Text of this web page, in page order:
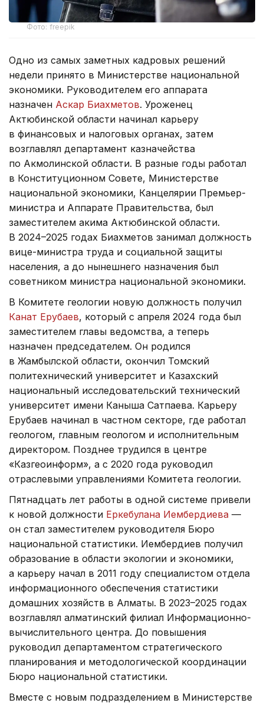
Фото: freepik
Одно из самых заметных кадровых решений
недели принято в Министерстве национальной
экономики. Руководителем его аппарата
назначен Аскар Биахметов. Уроженец
Актюбинской области начинал карьеру
в финансовых и налоговых органах, затем
возглавлял департамент казначейства
по Акмолинской области. В разные годы работал
в Конституционном Совете, Министерстве
национальной экономики, Канцелярии Премьер-
министра и Аппарате Правительства, был
заместителем акима Актюбинской области.
В 2024–2025 годах Биахметов занимал должность
вице-министра труда и социальной защиты
населения, а до нынешнего назначения был
советником министра национальной экономики.
В Комитете геологии новую должность получил
Канат Ерубаев, который с апреля 2024 года был
заместителем главы ведомства, а теперь
назначен председателем. Он родился
в Жамбылской области, окончил Томский
политехнический университет и Казахский
национальный исследовательский технический
университет имени Каныша Сатпаева. Карьеру
Ерубаев начинал в частном секторе, где работал
геологом, главным геологом и исполнительным
директором. Позднее трудился в центре
«Казгеоинформ», а с 2020 года руководил
отраслевыми управлениями Комитета геологии.
Пятнадцать лет работы в одной системе привели
к новой должности Еркебулана Иембердиева —
он стал заместителем руководителя Бюро
национальной статистики. Иембердиев получил
образование в области экологии и экономики,
а карьеру начал в 2011 году специалистом отдела
информационного обеспечения статистики
домашних хозяйств в Алматы. В 2023–2025 годах
возглавлял алматинский филиал Информационно-
вычислительного центра. До повышения
руководил департаментом стратегического
планирования и методологической координации
Бюро национальной статистики.
Вместе с новым подразделением в Министерстве